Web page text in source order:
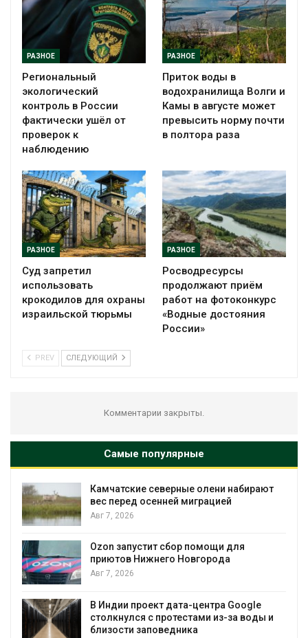
РАЗНОЕ
Региональный
экологический
контроль в России
фактически ушёл от
проверок к
наблюдению
РАЗНОЕ
Приток воды в
водохранилища Волги и
Камы в августе может
превысить норму почти
в полтора раза
РАЗНОЕ
Суд запретил
использовать
крокодилов для охраны
израильской тюрьмы
РАЗНОЕ
Росводресурсы
продолжают приём
работ на фотоконкурс
«Водные достояния
России»
PREV СЛЕДУЮЩИЙ
Комментарии закрыты.
Самые популярные
Камчатские северные олени набирают
вес перед осенней миграцией
Авг 7, 2026
Ozon запустит сбор помощи для
приютов Нижнего Новгорода
Авг 7, 2026
В Индии проект дата-центра Google
столкнулся с протестами из-за воды и
близости заповедника